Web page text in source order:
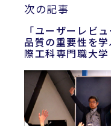
次の記事
「ユーザーレビ
品質の重要性を
際工科専門職大学